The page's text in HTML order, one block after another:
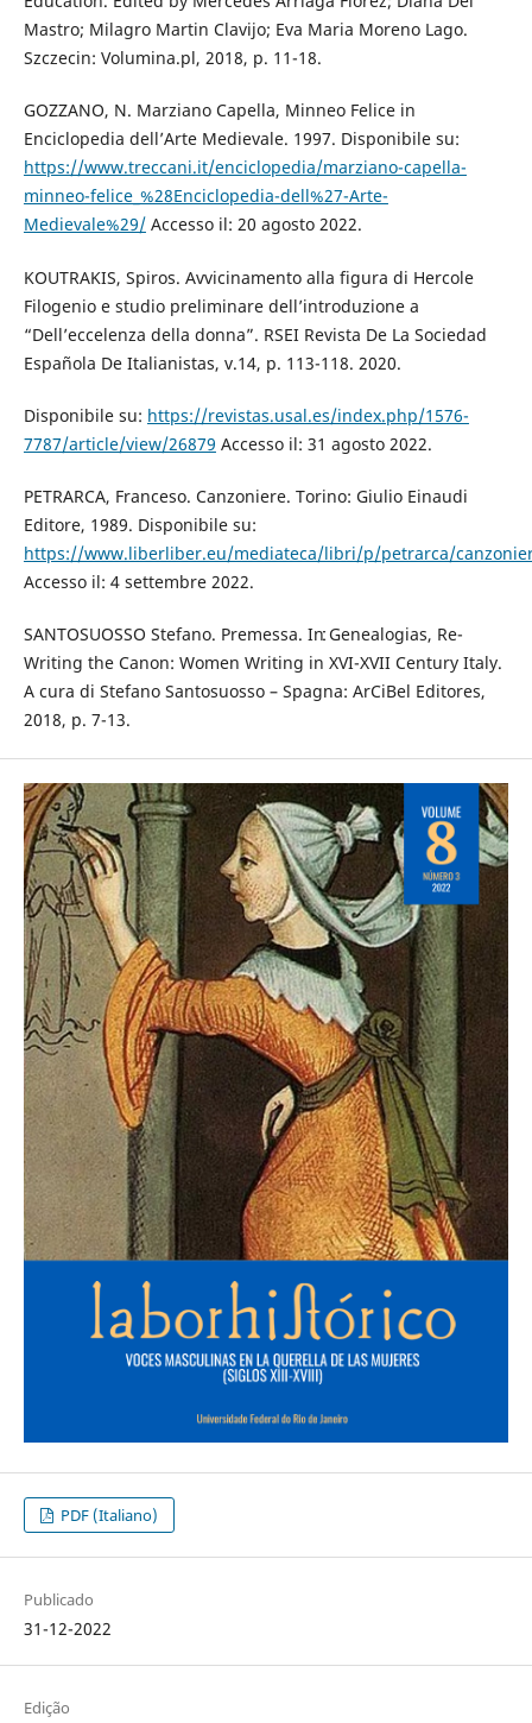
Mastro; Milagro Martin Clavijo; Eva Maria Moreno Lago.
Szczecin: Volumina.pl, 2018, p. 11-18.
GOZZANO, N. Marziano Capella, Minneo Felice in
Enciclopedia dell’Arte Medievale. 1997. Disponibile su:
https://www.treccani.it/enciclopedia/marziano-capella-
minneo-felice_%28Enciclopedia-dell%27-Arte-
Medievale%29/Accesso il: 20 agosto 2022.
KOUTRAKIS, Spiros. Avvicinamento alla figura di Hercole
Filogenio e studio preliminare dell’introduzione a
“Dell’eccelenza della donna”. RSEI Revista De La Sociedad
Española De Italianistas, v.14, p. 113-118. 2020.
Disponibile su: https://revistas.usal.es/index.php/1576-
7787/article/view/26879 Accesso il: 31 agosto 2022.
PETRARCA, Franceso. Canzoniere. Torino: Giulio Einaudi
Editore, 1989. Disponibile su:
https://www.liberliber.eu/mediateca/libri/p/petrarca/
Accesso il: 4 settembre 2022.
SANTOSUOSSO Stefano. Premessa. Inː Genealogias, Re-
Writing the Canon: Women Writing in XVI-XVII Century Italy.
A cura di Stefano Santosuosso – Spagna: ArCiBel Editores,
2018, p. 7-13.
PDF (Italiano)
Publicado
31-12-2022
Edição